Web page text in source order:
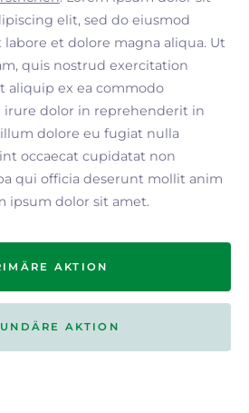
elit, sed do eiusmod
et dolore magna aliqua. Ut
quis nostrud exercitation
aliquip ex ea commodo
irure dolor in reprehenderit in
dolore eu fugiat nulla
occaecat cupidatat non
qui officia deserunt mollit anim
ipsum dolor sit amet.
AKTION
AKTION